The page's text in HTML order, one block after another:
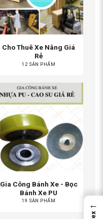
Cho Thuê Xe Nâng Giá
Rẻ
12 SẢN PHẨM
Gia Công Bánh Xe - Bọc
Bánh Xe PU
19 SẢN PHẨM ←